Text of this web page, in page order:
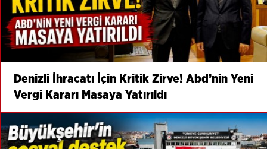
Denizli İhracatı İçin Kritik Zirve! Abd’nin Yeni
Vergi Kararı Masaya Yatırıldı